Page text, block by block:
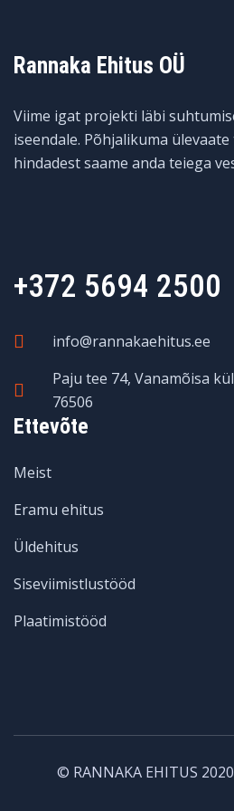
Rannaka Ehitus OÜ
Viime igat projekti läbi
iseendale. Põhjalikuma
hindadest saame anda teiega
+372 5694 2500
info@rannakaehitus.ee
Paju tee 74, Vanamõisa
76506
Ettevõte
Meist
Eramu ehitus
Üldehitus
Siseviimistlustööd
Plaatimistööd
© RANNAKA EHITUS